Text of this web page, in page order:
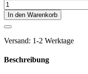
In den Warenkorb
Versand: 1-2 Werktage
Beschreibung